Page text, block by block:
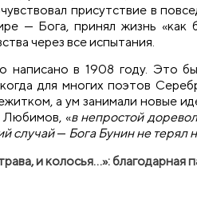
присутствие в
— Бога, принял жизнь «как
через все испытания.
написано в 1908 году. Это
для многих поэтов
а ум занимали новые
Любимов, «в непростой
случай— Бога Бунин не терял
и колосья…»: благодарная